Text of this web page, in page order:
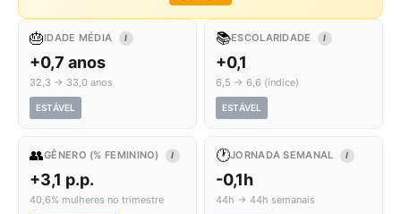
🎂IDADE MÉDIA I
+0,7 anos
32,3 → 33,0 anos
ESTÁVEL
📚ESCOLARIDADE I
+0,1
6,5 → 6,6 (índice)
ESTÁVEL
👥GÊNERO (% FEMININO) I
+3,1 p.p.
40,6% mulheres no trimestre
🕐JORNADA SEMANAL I
-0,1h
44h → 44h semanais